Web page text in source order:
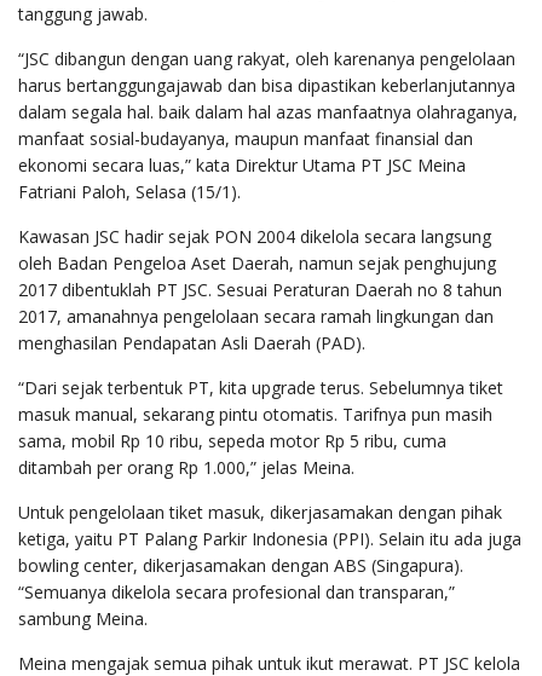
tanggung jawab.
“JSC dibangun dengan uang rakyat, oleh karenanya pengelolaan
harus bertanggungajawab dan bisa dipastikan keberlanjutannya
dalam segala hal. baik dalam hal azas manfaatnya olahraganya,
manfaat sosial-budayanya, maupun manfaat finansial dan
ekonomi secara luas,” kata Direktur Utama PT JSC Meina
Fatriani Paloh, Selasa (15/1).
Kawasan JSC hadir sejak PON 2004 dikelola secara langsung
oleh Badan Pengeloa Aset Daerah, namun sejak penghujung
2017 dibentuklah PT JSC. Sesuai Peraturan Daerah no 8 tahun
2017, amanahnya pengelolaan secara ramah lingkungan dan
menghasilan Pendapatan Asli Daerah (PAD).
“Dari sejak terbentuk PT, kita upgrade terus. Sebelumnya tiket
masuk manual, sekarang pintu otomatis. Tarifnya pun masih
sama, mobil Rp 10 ribu, sepeda motor Rp 5 ribu, cuma
ditambah per orang Rp 1.000,” jelas Meina.
Untuk pengelolaan tiket masuk, dikerjasamakan dengan pihak
ketiga, yaitu PT Palang Parkir Indonesia (PPI). Selain itu ada juga
bowling center, dikerjasamakan dengan ABS (Singapura).
“Semuanya dikelola secara profesional dan transparan,”
sambung Meina.
Meina mengajak semua pihak untuk ikut merawat. PT JSC kelola